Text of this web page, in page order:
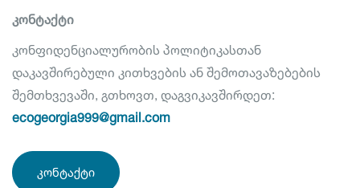
კონტაქტი
კონფიდენციალურობის პოლიტიკასთან
დაკავშირებული კითხვების ან შემოთავაზებების
შემთხვევაში, გთხოვთ, დაგვიკავშირდეთ:
ecogeorgia999@gmail.com
ᲙᲝᲜᲢᲐᲥᲢᲘ